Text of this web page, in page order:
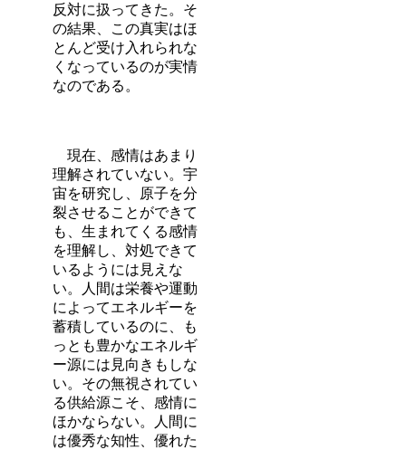
反対に扱ってきた。そ
の結果、この真実はほ
とんど受け入れられな
くなっているのが実情
なのである。
現在、感情はあまり
理解されていない。宇
宙を研究し、原子を分
裂させることができて
も、生まれてくる感情
を理解し、対処できて
いるようには見えな
い。人間は栄養や運動
によってエネルギーを
蓄積しているのに、も
っとも豊かなエネルギ
ー源には見向きもしな
い。その無視されてい
る供給源こそ、感情に
ほかならない。人間に
は優秀な知性、優れた